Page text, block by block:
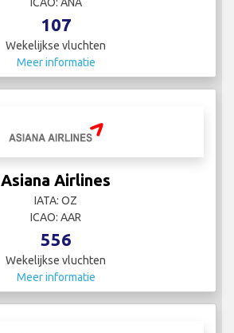
107
Wekelijkse vluchten
Meer informatie
Asiana Airlines
IATA: OZ
ICAO: AAR
556
Wekelijkse vluchten
Meer informatie